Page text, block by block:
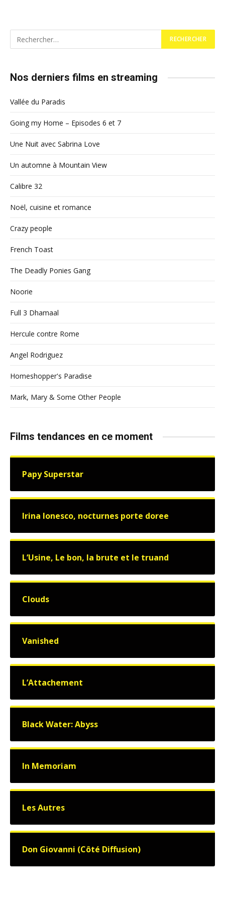
Nos derniers films en streaming
Vallée du Paradis
Going my Home – Episodes 6 et 7
Une Nuit avec Sabrina Love
Un automne à Mountain View
Calibre 32
Noël, cuisine et romance
Crazy people
French Toast
The Deadly Ponies Gang
Noorie
Full 3 Dhamaal
Hercule contre Rome
Angel Rodriguez
Homeshopper's Paradise
Mark, Mary & Some Other People
Films tendances en ce moment
Papy Superstar
Irina Ionesco, nocturnes porte doree
L’Usine, Le bon, la brute et le truand
Clouds
Vanished
L’Attachement
Black Water: Abyss
In Memoriam
Les Autres
Don Giovanni (Côté Diffusion)